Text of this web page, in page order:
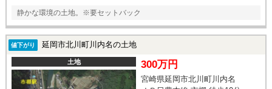
静かな環境の土地。※要セットバック
値下がり 延岡市北川町川内名の土地
土地 300万円
宮崎県延岡市北川町川内名